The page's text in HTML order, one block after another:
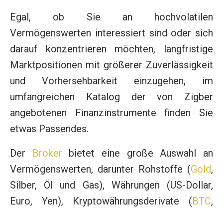
Egal, ob Sie an hochvolatilen
Vermögenswerten interessiert sind oder sich
darauf konzentrieren möchten, langfristige
Marktpositionen mit größerer Zuverlässigkeit
und Vorhersehbarkeit einzugehen, im
umfangreichen Katalog der von Zigber
angebotenen Finanzinstrumente finden Sie
etwas Passendes.
Der Broker bietet eine große Auswahl an
Vermögenswerten, darunter Rohstoffe (Gold,
Silber, Öl und Gas), Währungen (US-Dollar,
Euro, Yen), Kryptowährungsderivate (BTC,